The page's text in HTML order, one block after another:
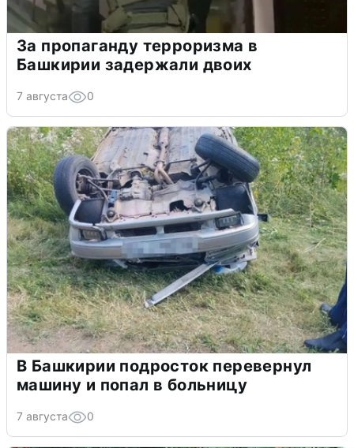
За пропаганду терроризма в
Башкирии задержали двоих
7 августа 0
В Башкирии подросток перевернул
машину и попал в больницу
7 августа 0